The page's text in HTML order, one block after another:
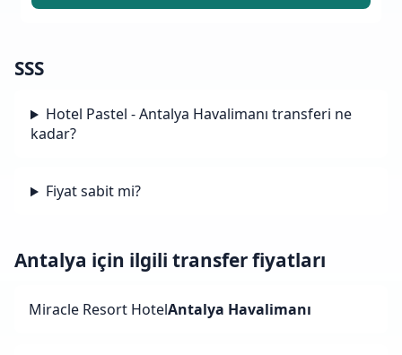
SSS
Hotel Pastel - Antalya Havalimanı transferi ne
kadar?
Fiyat sabit mi?
Antalya için ilgili transfer fiyatları
Miracle Resort HotelAntalya Havalimanı